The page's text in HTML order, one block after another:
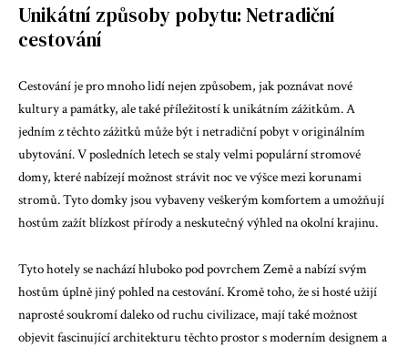
Unikátní způsoby pobytu: Netradiční
cestování
Cestování je pro mnoho lidí nejen způsobem, jak poznávat nové
kultury a památky, ale také příležitostí k unikátním zážitkům. A
jedním z těchto zážitků může být i netradiční pobyt v originálním
ubytování. V posledních letech se staly velmi populární stromové
domy, které nabízejí možnost strávit noc ve výšce mezi korunami
stromů. Tyto domky jsou vybaveny veškerým komfortem a umožňují
hostům zažít blízkost přírody a neskutečný výhled na okolní krajinu.
Tyto hotely se nachází hluboko pod povrchem Země a nabízí svým
hostům úplně jiný pohled na cestování. Kromě toho, že si hosté užijí
naprosté soukromí daleko od ruchu civilizace, mají také možnost
objevit fascinující architekturu těchto prostor s moderním designem a